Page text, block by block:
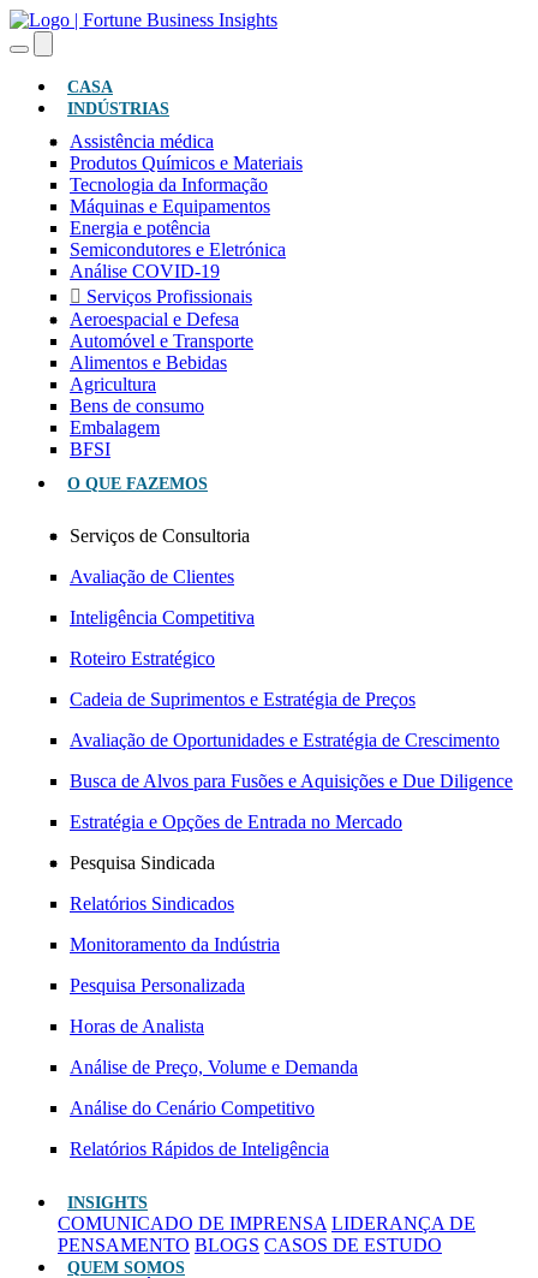
CASA
INDÚSTRIAS
Assistência médica
Produtos Químicos e Materiais
Tecnologia da Informação
Máquinas e Equipamentos
Energia e potência
Semicondutores e Eletrónica
Análise COVID-19
Serviços Profissionais
Aeroespacial e Defesa
Automóvel e Transporte
Alimentos e Bebidas
Agricultura
Bens de consumo
Embalagem
BFSI
O QUE FAZEMOS
Serviços de Consultoria
Avaliação de Clientes
Inteligência Competitiva
Roteiro Estratégico
Cadeia de Suprimentos e Estratégia de Preços
Avaliação de Oportunidades e Estratégia de Crescimento
Busca de Alvos para Fusões e Aquisições e Due Diligence
Estratégia e Opções de Entrada no Mercado
Pesquisa Sindicada
Relatórios Sindicados
Monitoramento da Indústria
Pesquisa Personalizada
Horas de Analista
Análise de Preço, Volume e Demanda
Análise do Cenário Competitivo
Relatórios Rápidos de Inteligência
INSIGHTS
COMUNICADO DE IMPRENSA LIDERANÇA DE
PENSAMENTO BLOGS CASOS DE ESTUDO
QUEM SOMOS